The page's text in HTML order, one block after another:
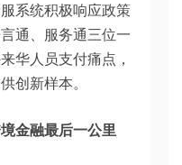
系统积极响应政策
通、服务通三位一
华人员支付痛点，
创新样本。
金融最后一公里